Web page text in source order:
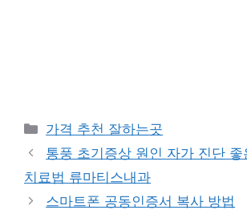
카
테
고
리
가격 추천 잘하는곳
통풍 초기증상 원인 자가 진단
치료법 류마티스내과
스마트폰 공동인증서 복사 방법